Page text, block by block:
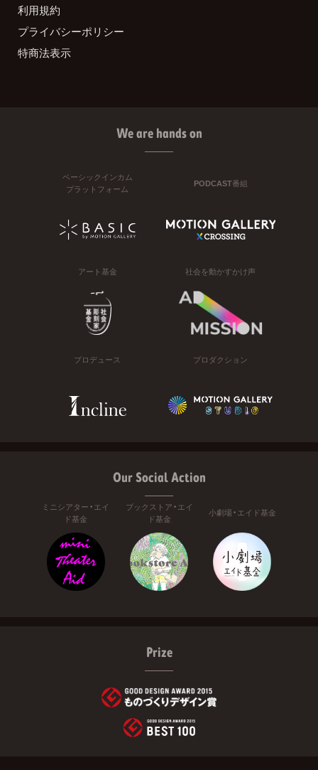
利用規約
プライバシーポリシー
特商法表示
We are hands on
ベーシックインカム
プラットフォーム
PODCAST番組
アート基金 社会を動かすかけ声
プロデュース プロダクション
Our Social Action
ミニシアター・エイ
ド基金
ブックストア・エイ
ド基金
小劇場・エイド基金
Prize